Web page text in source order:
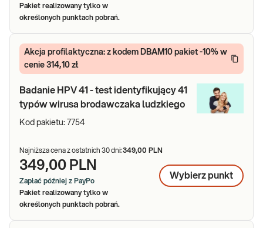
Pakiet realizowany tylko w
określonych punktach pobrań.
Akcja profilaktyczna: z kodem DBAM10 pakiet -10% w
cenie 314,10 zł
Badanie HPV 41 - test identyfikujący 41
typów wirusa brodawczaka ludzkiego
Kod pakietu: 7754
Najniższa cena z ostatnich 30 dni:349,00 PLN
349,00 PLN
Zapłać później z PayPo
Wybierzpunkt
Pakiet realizowany tylko w
określonych punktach pobrań.